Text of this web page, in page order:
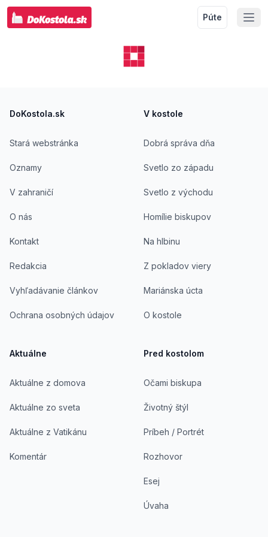
Púte
DoKostola.sk
Stará webstránka
Oznamy
V zahraničí
O nás
Kontakt
Redakcia
Vyhľadávanie článkov
Ochrana osobných údajov
Aktuálne
Aktuálne z domova
Aktuálne zo sveta
Aktuálne z Vatikánu
Komentár
V kostole
Dobrá správa dňa
Svetlo zo západu
Svetlo z východu
Homílie biskupov
Na hlbinu
Z pokladov viery
Mariánska úcta
O kostole
Pred kostolom
Očami biskupa
Životný štýl
Príbeh / Portrét
Rozhovor
Esej
Úvaha